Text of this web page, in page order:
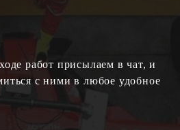
работ присылаем в чат, и
с ними в любое удобное